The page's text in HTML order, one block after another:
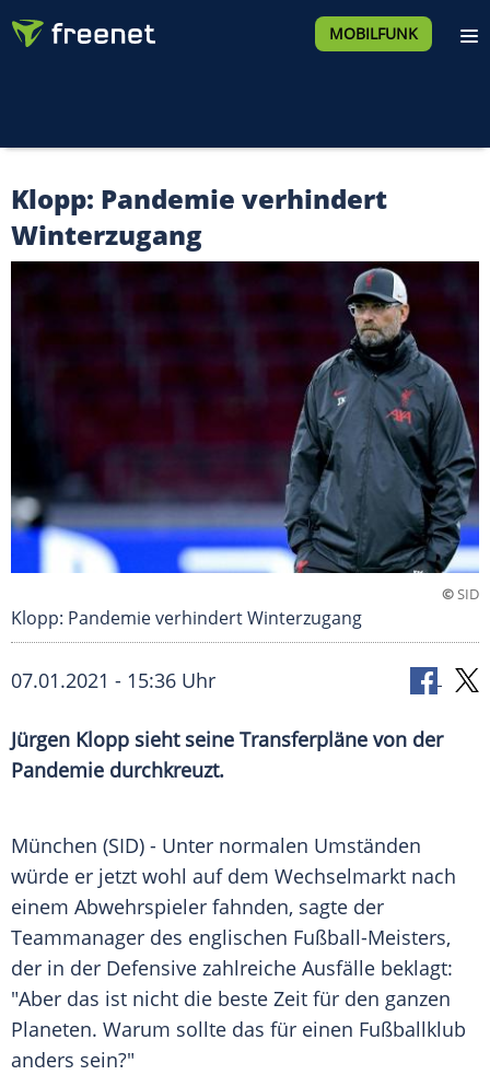
MOBILFUNK
Klopp: Pandemie verhindert
Winterzugang
©SID
Klopp: Pandemie verhindert Winterzugang
07.01.2021 - 15:36 Uhr
Jürgen Klopp sieht seine Transferpläne von der
Pandemie durchkreuzt.
München (SID) - Unter normalen Umständen
würde er jetzt wohl auf dem Wechselmarkt nach
einem Abwehrspieler fahnden, sagte der
Teammanager des englischen Fußball-Meisters,
der in der Defensive zahlreiche Ausfälle beklagt:
"Aber das ist nicht die beste Zeit für den ganzen
Planeten. Warum sollte das für einen Fußballklub
anders sein?"